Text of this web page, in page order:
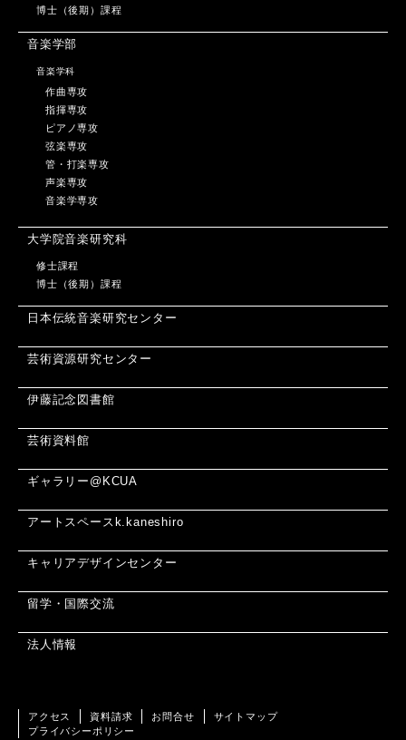
博士（後期）課程
音楽学部
音楽学科
作曲専攻
指揮専攻
ピアノ専攻
弦楽専攻
管・打楽専攻
声楽専攻
音楽学専攻
大学院音楽研究科
修士課程
博士（後期）課程
日本伝統音楽研究センター
芸術資源研究センター
伊藤記念図書館
芸術資料館
ギャラリー@KCUA
アートスペースk.kaneshiro
キャリアデザインセンター
留学・国際交流
法人情報
アクセス 資料請求 お問合せ
サイトマップ
プライバシーポリシー